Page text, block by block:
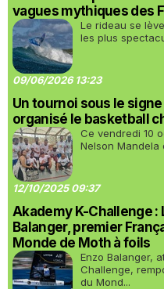
vagues mythiques des
Le rideau se
les plus
09/06/2026 13:23
Un tournoi sous le signe
organisé le basketball
Ce vendredi 10
Nelson Mandela
12/10/2025 09:37
Akademy K-Challenge :
Balanger, premier
Monde de Moth à foils
Enzo Balanger,
Challenge,
du Mond...